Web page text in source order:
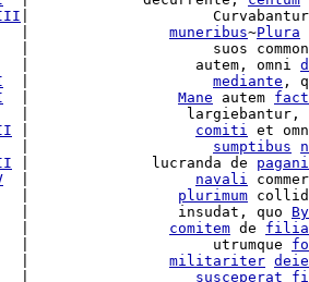
|
muneribus~Plura
|                     suos
|                   autem, omni
mediante ,
Mane autem
|                  largiebantur,
comiti et
sumptibus
|              lucranda de
navali
plurimum
|                 insudat, quo
comitem de filia
|                     utrumque
militariter
susceperat